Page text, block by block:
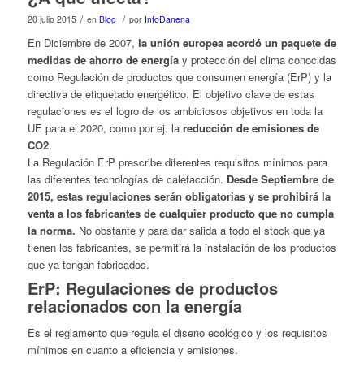
20 julio 2015 / en Blog / por InfoDanena
En Diciembre de 2007, la unión europea acordó un paquete de
medidas de ahorro de energíay protección del clima conocidas
como Regulación de productos que consumen energía (ErP) y la
directiva de etiquetado energético. El objetivo clave de estas
regulaciones es el logro de los ambiciosos objetivos en toda la
UE para el 2020, como por ej. la reducción de emisiones de
CO2.
La Regulación ErP prescribe diferentes requisitos mínimos para
las diferentes tecnologías de calefacción. Desde Septiembre de
2015, estas regulaciones serán obligatorias y se prohibirá la
venta a los fabricantes de cualquier producto que no cumpla
la norma. No obstante y para dar salida a todo el stock que ya
tienen los fabricantes, se permitirá la instalación de los productos
que ya tengan fabricados.
ErP: Regulaciones de productos
relacionados con la energía
Es el reglamento que regula el diseño ecológico y los requisitos
mínimos en cuanto a eficiencia y emisiones.